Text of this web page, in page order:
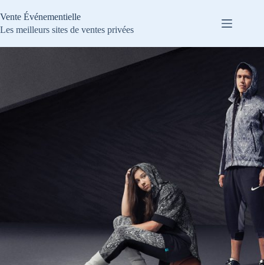
au
contenu
Vente Événementielle
Les meilleurs sites de ventes privées